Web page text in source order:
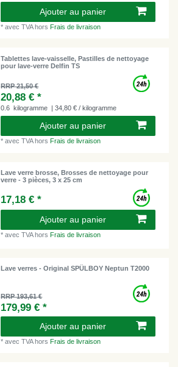
Ajouter au panier
*avec TVAhors Frais de livraison
Tablettes lave-vaisselle, Pastilles de nettoyage
pour lave-verre Delfin TS
RRP 21,50 €
20,88 € *
0.6 kilogramme | 34,80 € / kilogramme
Ajouter au panier
*avec TVAhors Frais de livraison
Lave verre brosse, Brosses de nettoyage pour
verre - 3 pièces, 3 x 25 cm
17,18 € *
Ajouter au panier
*avec TVAhorsFrais de livraison
Lave verres - Original SPÜLBOY Neptun T2000
RRP 193,61 €
179,99 € *
Ajouter au panier
*avec TVAhorsFrais de livraison